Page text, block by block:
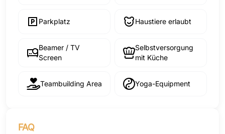
Parkplatz Haustiere erlaubt
Beamer / TV
Screen
Selbstversorgung
mit Küche
Teambuilding Area Yoga-Equipment
FAQ